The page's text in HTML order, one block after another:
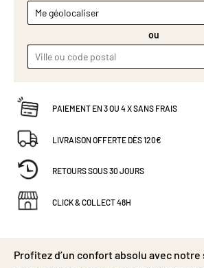
Me géolocaliser
ou
PAIEMENT EN 3 OU 4 X SANS FRAIS
LIVRAISON OFFERTE DÈS 120€
RETOURS SOUS 30 JOURS
CLICK & COLLECT 48H
Profitez d’un confort absolu avec